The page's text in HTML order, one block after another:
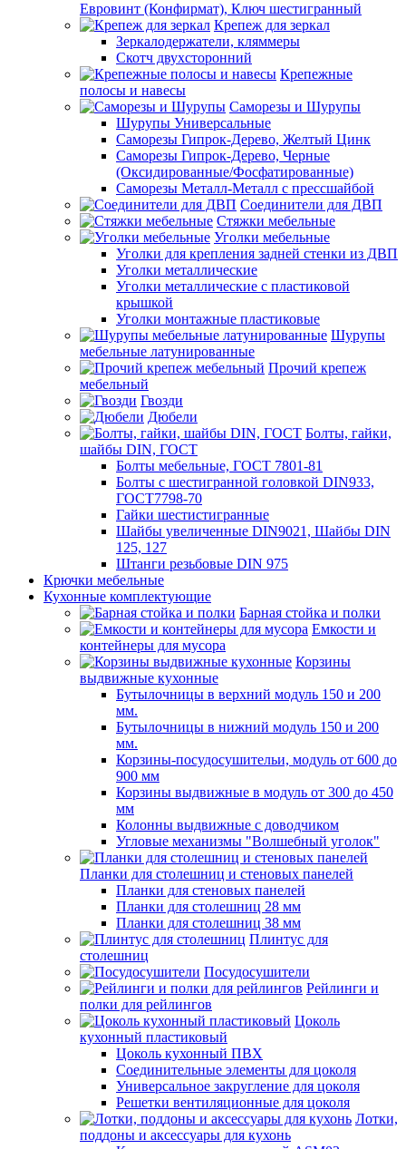
Евровинт (Конфирмат), Ключ шестигранный
Крепеж для зеркал
Зеркалодержатели, кляммеры
Скотч двухсторонний
Крепежные
полосы и навесы
Саморезы и Шурупы
Шурупы Универсальные
Саморезы Гипрок-Дерево, Желтый Цинк
Саморезы Гипрок-Дерево, Черные
(Оксидированные/Фосфатированные)
Саморезы Металл-Металл с прессшайбой
Соединители для ДВП
Стяжки мебельные
Уголки мебельные
Уголки для крепления задней стенки из ДВП
Уголки металлические
Уголки металлические с пластиковой
крышкой
Уголки монтажные пластиковые
Шурупы
мебельные латунированные
Прочий крепеж
мебельный
Гвозди
Дюбели
Болты, гайки,
шайбы DIN, ГОСТ
Болты мебельные, ГОСТ 7801-81
Болты с шестигранной головкой DIN933,
ГОСТ7798-70
Гайки шестистигранные
Шайбы увеличенные DIN9021, Шайбы DIN
125, 127
Штанги резьбовые DIN 975
Крючки мебельные
Кухонные комплектующие
Барная стойка и полки
Емкости и
контейнеры для мусора
Корзины
выдвижные кухонные
Бутылочницы в верхний модуль 150 и 200
мм.
Бутылочницы в нижний модуль 150 и 200
мм.
Корзины-посудосушительи, модуль от 600 до
900 мм
Корзины выдвижные в модуль от 300 до 450
мм
Колонны выдвижные с доводчиком
Угловые механизмы "Волшебный уголок"
Планки для столешниц и стеновых панелей
Планки для стеновых панелей
Планки для столешниц 28 мм
Планки для столешниц 38 мм
Плинтус для
столешниц
Посудосушители
Рейлинги и
полки для рейлингов
Цоколь
кухонный пластиковый
Цоколь кухонный ПВХ
Соединительные элементы для цоколя
Универсальное закругление для цоколя
Решетки вентиляционные для цоколя
Лотки,
поддоны и аксессуары для кухонь